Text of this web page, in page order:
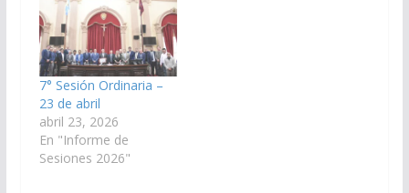
organizadas por el
Servicio de Salud
Mental de la Facultad
Regional Orán de la
Universidad Nacional
de Salta, a llevarse a
cabo los días 27,…
7° Sesión Ordinaria –
23 de abril
abril 23, 2026
En "Informe de
Sesiones 2026"